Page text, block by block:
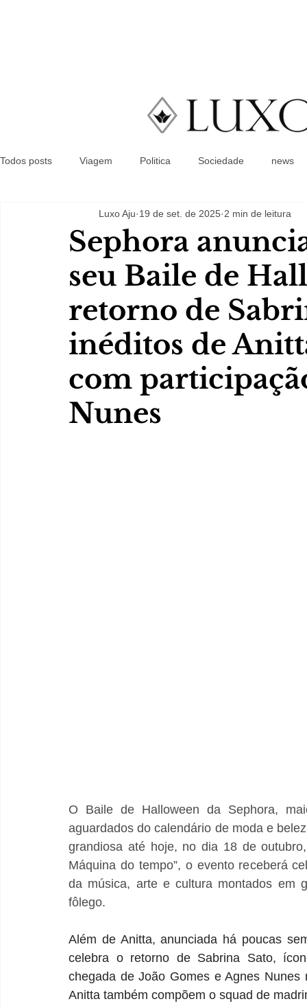
Todos posts Viagem Politica Sociedade news
Sephora
seu Baile de
retorno de
inéditos de
com
Nunes
Luxo Aju 19 de set. de 2025 2 min de leitura
O Baile de Halloween da Sephora,
aguardados do calendário de moda e
grandiosa até hoje, no dia 18 de
Máquina do tempo”, o evento receberá
da música, arte e cultura montados em
fôlego.
Além de Anitta, anunciada há poucas
celebra o retorno de Sabrina Sato,
chegada de João Gomes e Agnes
Anitta também compõem o squad de